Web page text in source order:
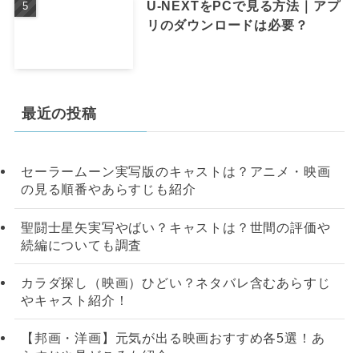
U-NEXTをPCで見る方法｜アプ
リのダウンロードは必要？
最近の投稿
セーラームーン実写版のキャストは？アニメ・映画
の見る順番やあらすじも紹介
聖闘士星矢実写やばい？キャストは？世間の評価や
続編についても調査
カラダ探し（映画）ひどい？ネタバレ含むあらすじ
やキャスト紹介！
【邦画・洋画】元気が出る映画おすすめ各5選！あ